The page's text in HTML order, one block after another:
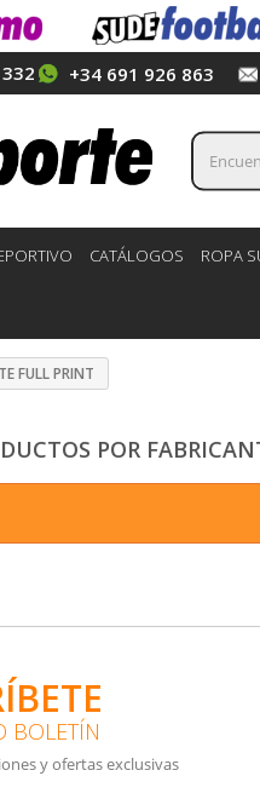
+34 691 926 863
CATÁLOGOS ROPA
FULL PRINT
POR
BOLETÍN
y ofertas exclusivas